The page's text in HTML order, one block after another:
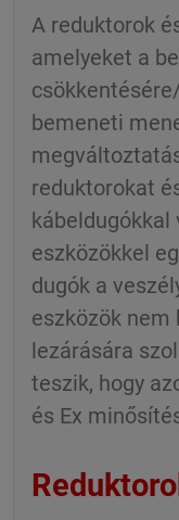
A reduktorok
amelyeket a
bemeneti
reduktorokat
kábeldugókkal
eszközökkel
dugók a
eszközök
lezárására
teszik, hogy
és Ex